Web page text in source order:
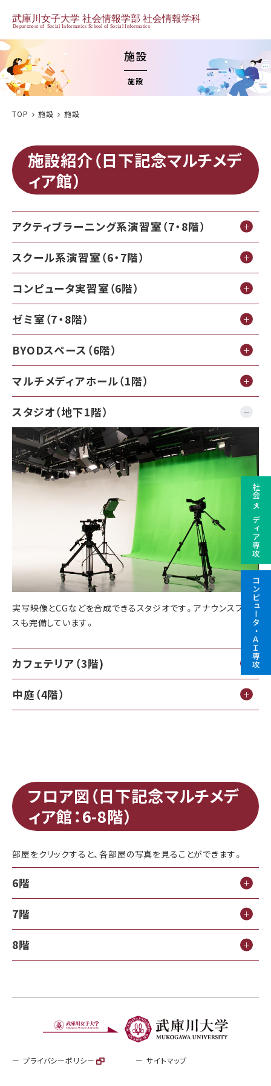
社会・メディア専攻
コンピュータ・
ＡＩ
専攻
施設
施設
TOP 施設 施設
施設紹介（日下記念マルチメデ
ィア館）
アクティブラーニング系演習室（7・8階）
スクール系演習室（6・7階）
コンピュータ実習室（6階）
ゼミ室（7・8階）
BYODスペース（6階）
マルチメディアホール（1階）
スタジオ（地下1階）
実写映像とCGなどを合成できるスタジオです。アナウンスブー
スも完備しています。
カフェテリア（3階)
中庭（4階）
フロア図（日下記念マルチメデ
ィア館：6-8階）
部屋をクリックすると、各部屋の写真を見ることができます。
6階
7階
8階
プライバシーポリシー サイトマップ